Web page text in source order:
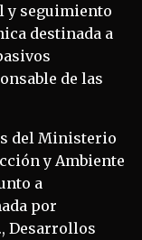
y seguimiento
destinada a
de las
del Ministerio
y Ambiente
a
por
Desarrollos